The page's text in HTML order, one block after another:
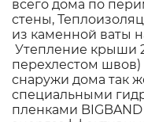
всего дома по
стены,
из каменной ваты
Утепление крыши
перехлестом
снаружи дома так
специальными
пленками